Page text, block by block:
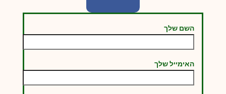
השם שלך
האימייל שלך